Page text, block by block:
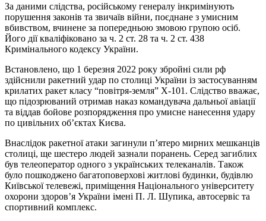
За даними слідства, російському генералу інкримінують
порушення законів та звичаїв війни, поєднане з умисним
вбивством, вчинене за попередньою змовою групою осіб.
Його дії кваліфіковано за ч. 2 ст. 28 та ч. 2 ст. 438
Кримінального кодексу України.
Встановлено, що 1 березня 2022 року збройні сили рф
здійснили ракетний удар по столиці України із застосуванням
крилатих ракет класу “повітря-земля” Х-101. Слідство вважає,
що підозрюваний отримав наказ командувача дальньої авіації
та віддав бойове розпорядження про умисне нанесення удару
по цивільних об’єктах Києва.
Внаслідок ракетної атаки загинули п’ятеро мирних мешканців
столиці, ще шестеро людей зазнали поранень. Серед загиблих
був телеоператор одного з українських телеканалів. Також
було пошкоджено багатоповерхові житлові будинки, будівлю
Київської телевежі, приміщення Національного університету
охорони здоровʼя України імені П. Л. Шупика, автосервіс та
спортивний комплекс.